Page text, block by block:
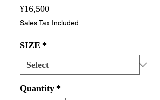
¥16,500Price
Sales Tax Included
SIZE *
Quantity *